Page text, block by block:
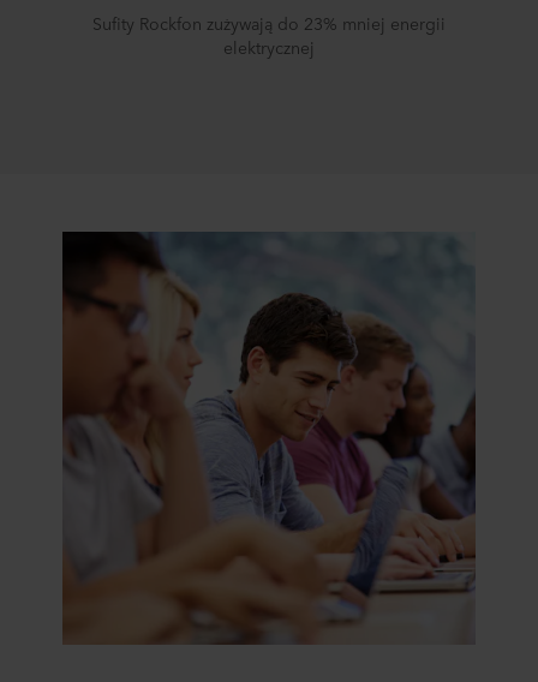
Sufity Rockfon zużywają do 23% mniej energii
elektrycznej